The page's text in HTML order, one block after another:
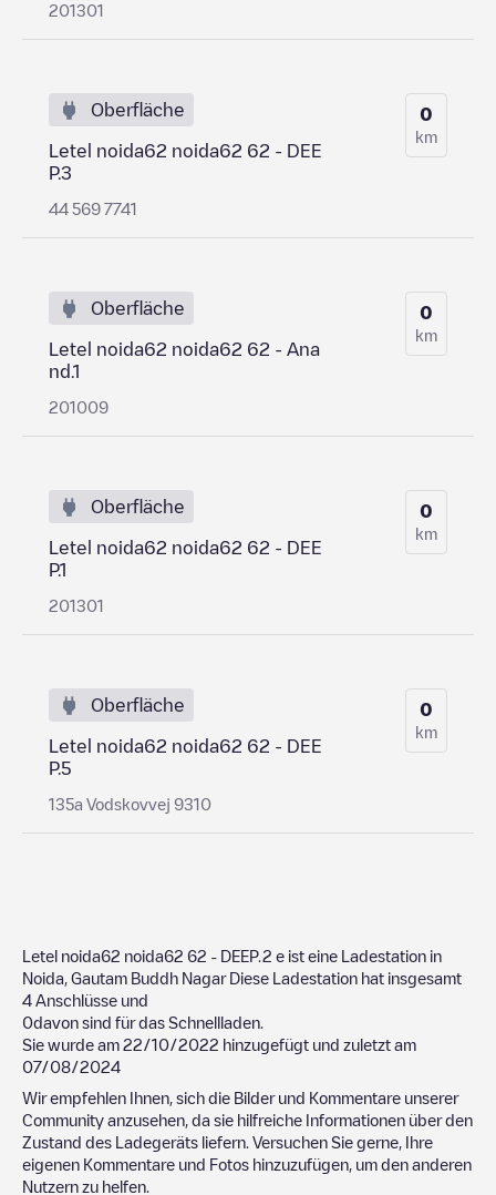
201301
Oberfläche
Letel noida62 noida62 62 - DEE
P.3
44 569 7741
0
km
Oberfläche
Letel noida62 noida62 62 - Ana
nd.1
201009
0
km
Oberfläche
Letel noida62 noida62 62 - DEE
P.1
201301
0
km
Oberfläche
Letel noida62 noida62 62 - DEE
P.5
135a Vodskovvej 9310
0
km
Letel noida62 noida62 62 - DEEP.2 e ist eine Ladestation in
Noida Gautam Buddh NagarDiese Ladestation hat insgesamt
4 Anschlüsse und
0davon sind für das Schnellladen.
Sie wurde am 22/10/2022 hinzugefügt und zuletzt am
07/08/2024
Wir empfehlen Ihnen, sich die Bilder und Kommentare unserer
Community anzusehen, da sie hilfreiche Informationen über den
Zustand des Ladegeräts liefern. Versuchen Sie gerne, Ihre
eigenen Kommentare und Fotos hinzuzufügen, um den anderen
Nutzern zu helfen.